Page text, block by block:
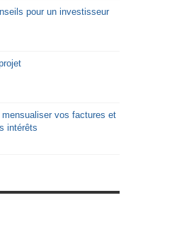
pour un investisseur
vos factures et
intérêts